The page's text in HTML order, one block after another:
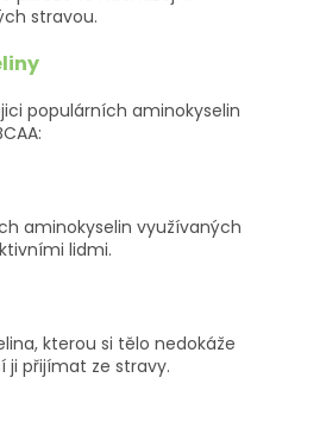
stravou.
populárních aminokyselin
aminokyselin využívaných
lidmi.
kterou si tělo nedokáže
přijímat ze stravy.